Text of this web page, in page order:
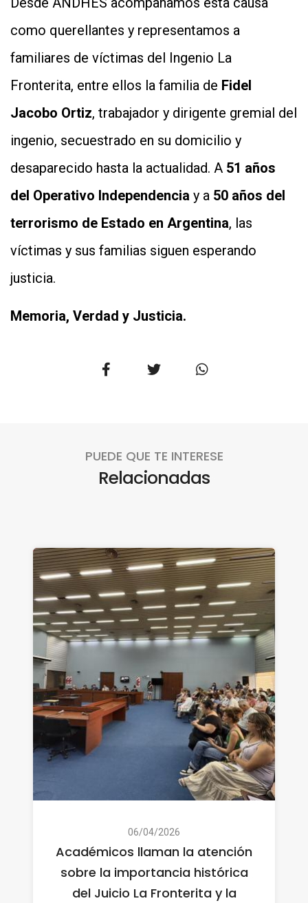
como querellantes y representamos a
familiares de víctimas del Ingenio La
Fronterita, entre ellos la familia de Fidel
Jacobo Ortiz, trabajador y dirigente gremial del
ingenio, secuestrado en su domicilio y
desaparecido hasta la actualidad. A 51 años
del Operativo Independencia y a 50 años del
terrorismo de Estado en Argentina, las
víctimas y sus familias siguen esperando
justicia.
Memoria, Verdad y Justicia.
PUEDE QUE TE INTERESE
Relacionadas
06/04/2026
Académicos llaman la atención
sobre la importancia histórica
del Juicio La Fronterita y la